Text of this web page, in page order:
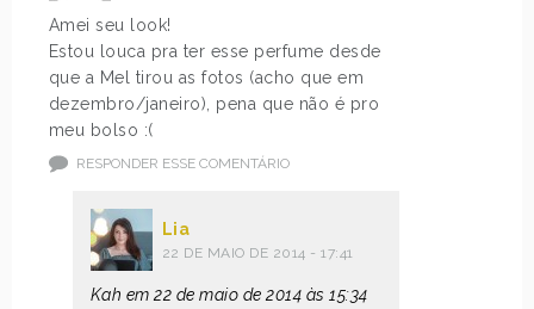
Amei seu look!
Estou louca pra ter esse perfume desde
que a Mel tirou as fotos (acho que em
dezembro/janeiro), pena que não é pro
meu bolso :(
RESPONDER ESSE COMENTÁRIO
Lia
22 DE MAIO DE 2014 - 17:41
Kah em 22 de maio de 2014 às 15:34